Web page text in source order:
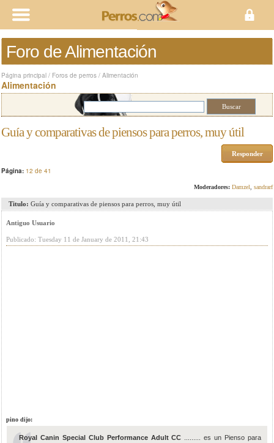
Foro de Alimentación
Página principal / Foros de perros / Alimentación
Alimentación
Guía y comparativas de piensos para perros, muy útil
Responder
Página: 12 de 41
Moderadores: Damzel sandrarf
Titulo: Guía y comparativas de piensos para perros, muy útil
Antiguo Usuario
Publicado: Tuesday 11 de January de 2011, 21:43
pino dijo:
Royal Canin Special Club Performance Adult CC ......... es un Pienso para